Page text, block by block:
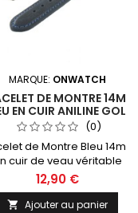
MARQUE: ONWATCH
DE MONTRE 14MM
EN CUIR ANILINE GOLF
ARTISANALE
(0)
de Montre Bleu 14mm
cuir de veau véritable
pleine fleur Aniline Golf.
Artisanale, Made In
Spain
12,90 €
 Ajouter au panier